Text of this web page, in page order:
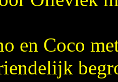
en Coco